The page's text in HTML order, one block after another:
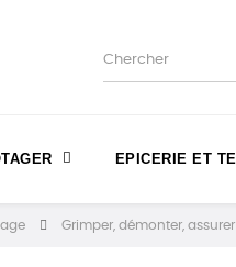
EPICERIE ET
Grimper, démonter, assurer